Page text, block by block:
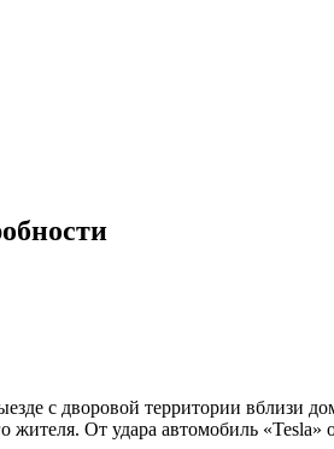
с дворовой территории вблизи
От удара автомобиль